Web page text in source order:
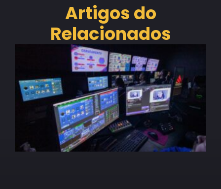
Artigos do
Relacionados